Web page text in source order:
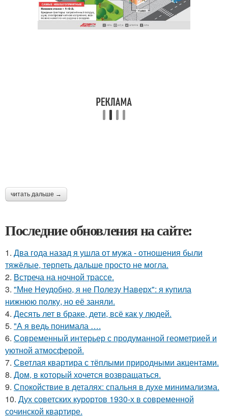
читать дальше →
Последние обновления на сайте:
1. Два года назад я ушла от мужа - отношения были
тяжёлые, терпеть дальше просто не могла.
2. Встреча на ночной трассе.
3. "Мне Неудобно, я не Полезу Наверх": я купила
нижнюю полку, но её заняли.
4. Десять лет в браке, дети, всё как у людей.
5. "А я ведь понимала ….
6. Современный интерьер с продуманной геометрией и
уютной атмосферой.
7. Светлая квартира с тёплыми природными акцентами.
8. Дом, в который хочется возвращаться.
9. Спокойствие в деталях: спальня в духе минимализма.
10. Дух советских курортов 1930-х в современной
сочинской квартире.